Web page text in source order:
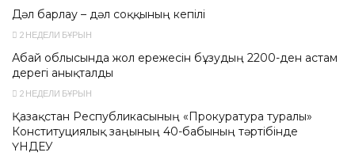
Дәл барлау – дәл соққының кепілі
2 НЕДЕЛИ БҰРЫН
Абай облысында жол ережесін бұзудың 2200-ден астам
дерегі анықталды
2 НЕДЕЛИ БҰРЫН
Қазақстан Республикасының «Прокуратура туралы»
Конституциялық заңының 40-бабының тәртібінде
ҮНДЕУ